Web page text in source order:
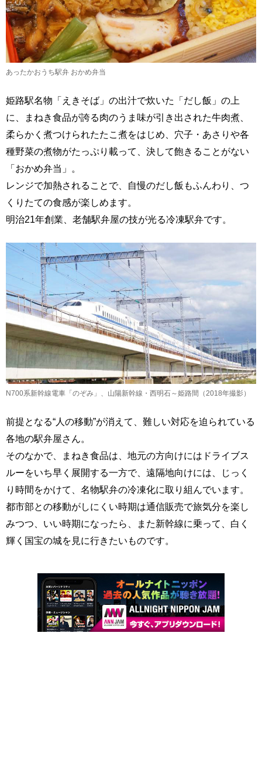
あったかおうち駅弁 おかめ弁当
姫路駅名物「えきそば」の出汁で炊いた「だし飯」の上
に、まねき食品が誇る肉のうま味が引き出された牛肉煮、
柔らかく煮つけられたたこ煮をはじめ、穴子・あさりや各
種野菜の煮物がたっぷり載って、決して飽きることがない
「おかめ弁当」。
レンジで加熱されることで、自慢のだし飯もふんわり、つ
くりたての食感が楽しめます。
明治21年創業、老舗駅弁屋の技が光る冷凍駅弁です。
N700系新幹線電車「のぞみ」、山陽新幹線・西明石～姫路間（2018年撮影）
前提となる“人の移動”が消えて、難しい対応を迫られている
各地の駅弁屋さん。
そのなかで、まねき食品は、地元の方向けにはドライブス
ルーをいち早く展開する一方で、遠隔地向けには、じっく
り時間をかけて、名物駅弁の冷凍化に取り組んでいます。
都市部との移動がしにくい時期は通信販売で旅気分を楽し
みつつ、いい時期になったら、また新幹線に乗って、白く
輝く国宝の城を見に行きたいものです。